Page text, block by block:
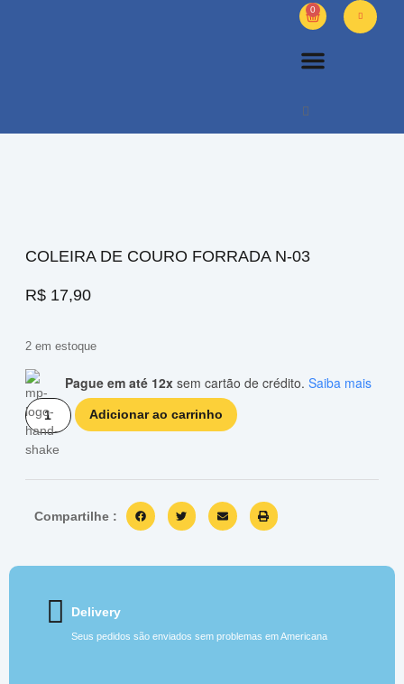
0
COLEIRA DE COURO FORRADA N-03
R$ 17,90
2 em estoque
Pague em até 12x sem cartão de crédito. Saiba mais
Adicionar ao carrinho
Compartilhe :
Delivery
Seus pedidos são enviados sem problemas em Americana